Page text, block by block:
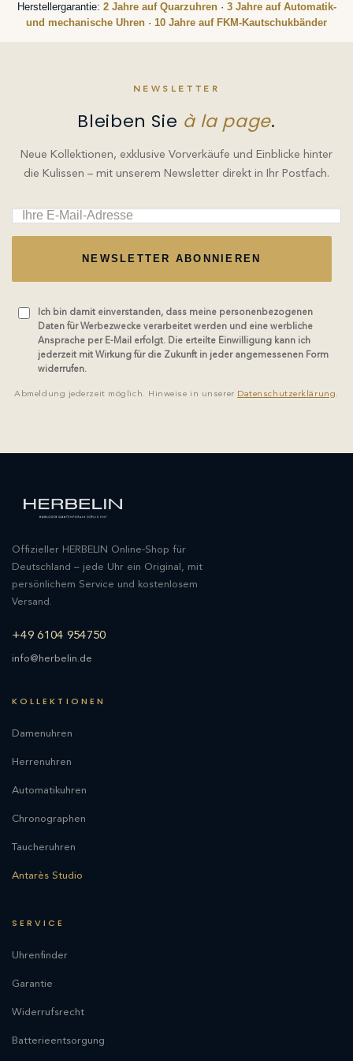
Herstellergarantie: 2 Jahre auf Quarzuhren· 3 Jahre auf Automatik-
und mechanische Uhren · 10 Jahre auf FKM-Kautschukbänder
NEWSLETTER
Bleiben Sie à la page.
Neue Kollektionen, exklusive Vorverkäufe und Einblicke hinter
die Kulissen – mit unserem Newsletter direkt in Ihr Postfach.
NEWSLETTER ABONNIEREN
Ich bin damit einverstanden, dass meine personenbezogenen
Daten für Werbezwecke verarbeitet werden und eine werbliche
Ansprache per E-Mail erfolgt. Die erteilte Einwilligung kann ich
jederzeit mit Wirkung für die Zukunft in jeder angemessenen Form
widerrufen.
Abmeldung jederzeit möglich. Hinweise in unserer Datenschutzerklärung.
Offizieller HERBELIN Online-Shop für
Deutschland – jede Uhr ein Original, mit
persönlichem Service und kostenlosem
Versand.
+49 6104 954750
info@herbelin.de
KOLLEKTIONEN
Damenuhren
Herrenuhren
Automatikuhren
Chronographen
Taucheruhren
Antarès Studio
SERVICE
Uhrenfinder
Garantie
Widerrufsrecht
Batterieentsorgung